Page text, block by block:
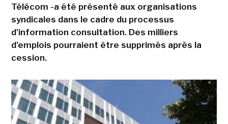
Télécom -a été présenté aux organisations
syndicales dans le cadre du processus
d'information consultation. Des milliers
d'emplois pourraient être supprimés après la
cession.